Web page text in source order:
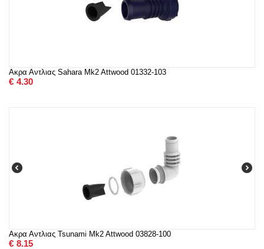
Ακρα Αντλιας Sahara Mk2 Attwood 01332-103
€ 4.30
Ακρα Αντλιας Tsunami Mk2 Attwood 03828-100
€ 8.15